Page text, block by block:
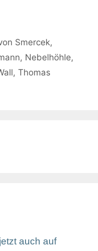
Smercek,
, Nebelhöhle,
, Thomas
auch auf